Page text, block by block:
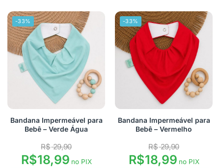
-33%
Bandana Impermeável para
Bebê – Verde Água
R$29,90
R$18,99no PIX
-33%
Bandana Impermeável para
Bebê – Vermelho
R$29,90
R$18,99no PIX